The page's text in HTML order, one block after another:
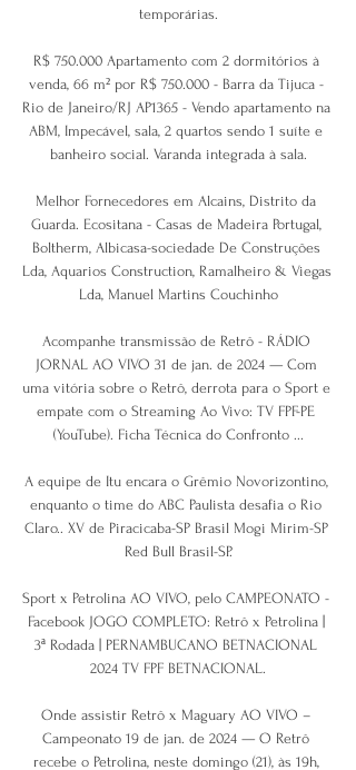
temporárias.
R$ 750.000 Apartamento com 2 dormitórios à
venda, 66 m² por R$ 750.000 - Barra da Tijuca -
Rio de Janeiro/RJ AP1365 - Vendo apartamento na
ABM, Impecável, sala, 2 quartos sendo 1 suíte e
banheiro social. Varanda integrada à sala.
Melhor Fornecedores em Alcains, Distrito da
Guarda. Ecositana - Casas de Madeira Portugal,
Boltherm, Albicasa-sociedade De Construções
Lda, Aquarios Construction, Ramalheiro & Viegas
Lda, Manuel Martins Couchinho
Acompanhe transmissão de Retrô - RÁDIO
JORNAL AO VIVO 31 de jan. de 2024 — Com
uma vitória sobre o Retrô, derrota para o Sport e
empate com o Streaming Ao Vivo: TV FPF-PE
(YouTube). Ficha Técnica do Confronto ...
A equipe de Itu encara o Grêmio Novorizontino,
enquanto o time do ABC Paulista desafia o Rio
Claro.. XV de Piracicaba-SP Brasil Mogi Mirim-SP
Red Bull Brasil-SP.
Sport x Petrolina AO VIVO, pelo CAMPEONATO -
Facebook JOGO COMPLETO: Retrô x Petrolina |
3ª Rodada | PERNAMBUCANO BETNACIONAL
2024 TV FPF BETNACIONAL.
Onde assistir Retrô x Maguary AO VIVO –
Campeonato 19 de jan. de 2024 — O Retrô
recebe o Petrolina, neste domingo (21), às 19h,